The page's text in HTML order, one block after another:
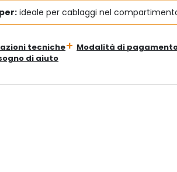
ideale per cablaggi nel
tecniche Modalità di
di aiuto